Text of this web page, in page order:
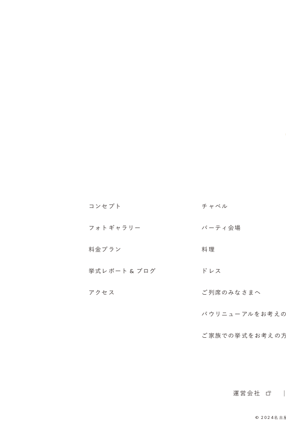
コンセプト
フォトギャラリー
料金プラン
挙式レポート & ブログ
アクセス
チャペル
パーティ会場
料理
ドレス
ご列席のみなさまへ
バウリニューアルをお考え
ご家族での挙式をお考えの
運営会社
© 2024名古